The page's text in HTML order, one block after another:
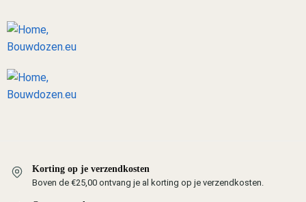
Korting op je verzendkosten
Boven de €25,00 ontvang je al korting op je verzendkosten.